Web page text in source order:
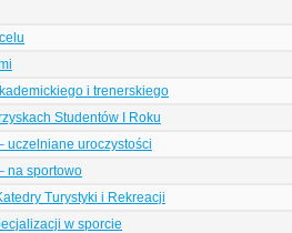
i trenerskiego
Studentów I Roku
uczelniane uroczystości
na sportowo
Turystyki i Rekreacji
w sporcie